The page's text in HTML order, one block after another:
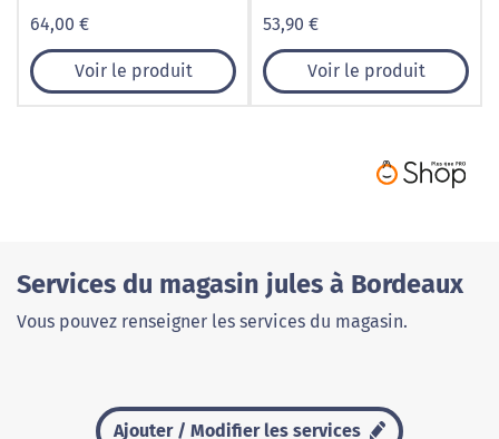
64,00 €
Voir le produit
53,90 €
Voir le produit
Services du magasin jules à Bordeaux
Vous pouvez renseigner les services du magasin.
Ajouter / Modifier les services